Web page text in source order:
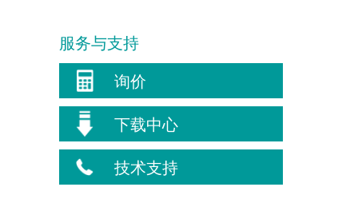
服务与支持
询价
下载中心
技术支持